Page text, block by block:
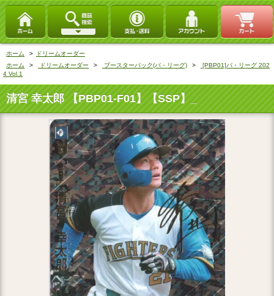
ホーム >
ドリームオーダー
ホーム
> ドリームオーダー > ブースターパック(パ・リーグ) >
[PBP01]パ・リーグ 202
4 Vol.1
清宮 幸太郎 【PBP01-F01】【SSP】_